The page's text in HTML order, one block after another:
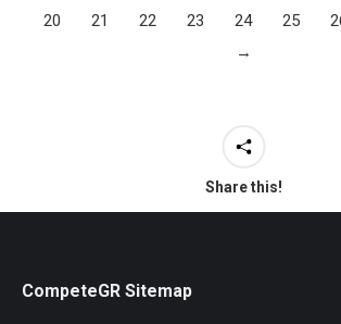
20
21 22 23 24 25
→
Share this!
CompeteGR Sitemap